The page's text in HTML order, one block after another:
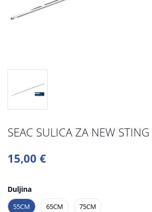
SEAC SULICA ZA NEW STING
15,00 €
Duljina
55CM 65CM 75CM